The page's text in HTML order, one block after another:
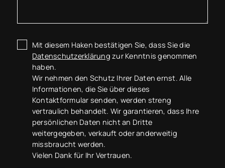
Mit diesem Haken bestätigen Sie, dass Sie die
Datenschutzerklärung zur Kenntnis genommen
haben.
Wir nehmen den Schutz Ihrer Daten ernst. Alle
Informationen, die Sie über dieses
Kontaktformular senden, werden streng
vertraulich behandelt. Wir garantieren, dass Ihre
persönlichen Daten nicht an Dritte
weitergegeben, verkauft oder anderweitig
missbraucht werden.
Vielen Dank für Ihr Vertrauen.